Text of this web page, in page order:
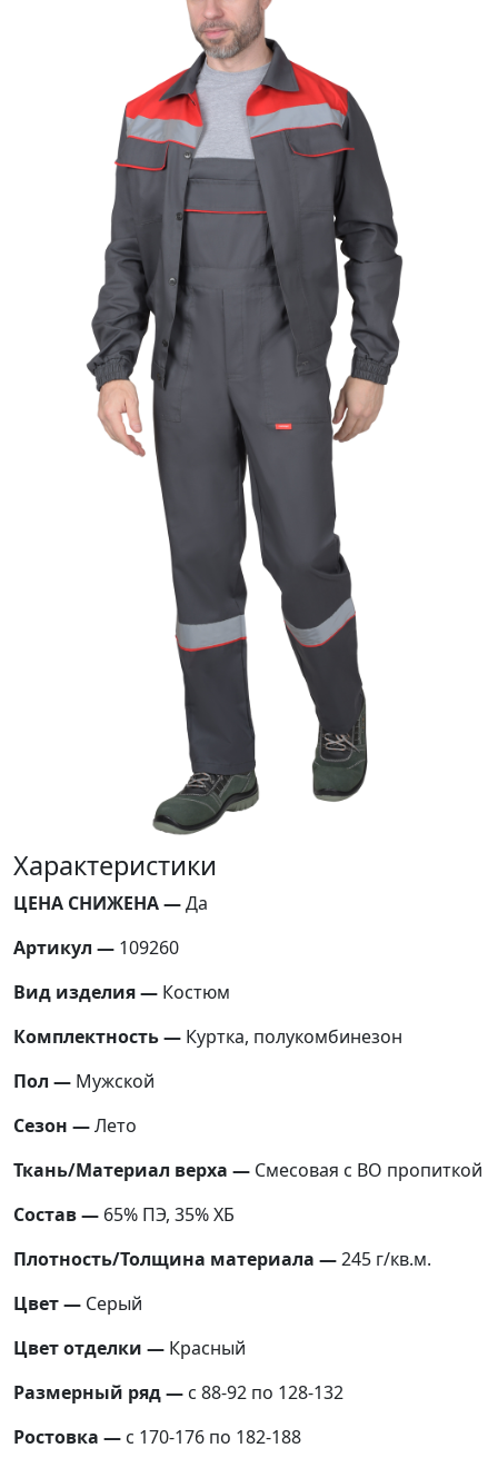
Характеристики
ЦЕНА СНИЖЕНА —Да
Артикул — 109260
Вид изделия — Костюм
Комплектность — Куртка, полукомбинезон
Пол — Мужской
Сезон —Лето
Ткань/Материал верха — Смесовая с ВО пропиткой
Состав — 65% ПЭ, 35% ХБ
Плотность/Толщина материала —245 г/кв.м.
Цвет — Серый
Цвет отделки — Красный
Размерный ряд — с 88-92 по 128-132
Ростовка — с 170-176 по 182-188